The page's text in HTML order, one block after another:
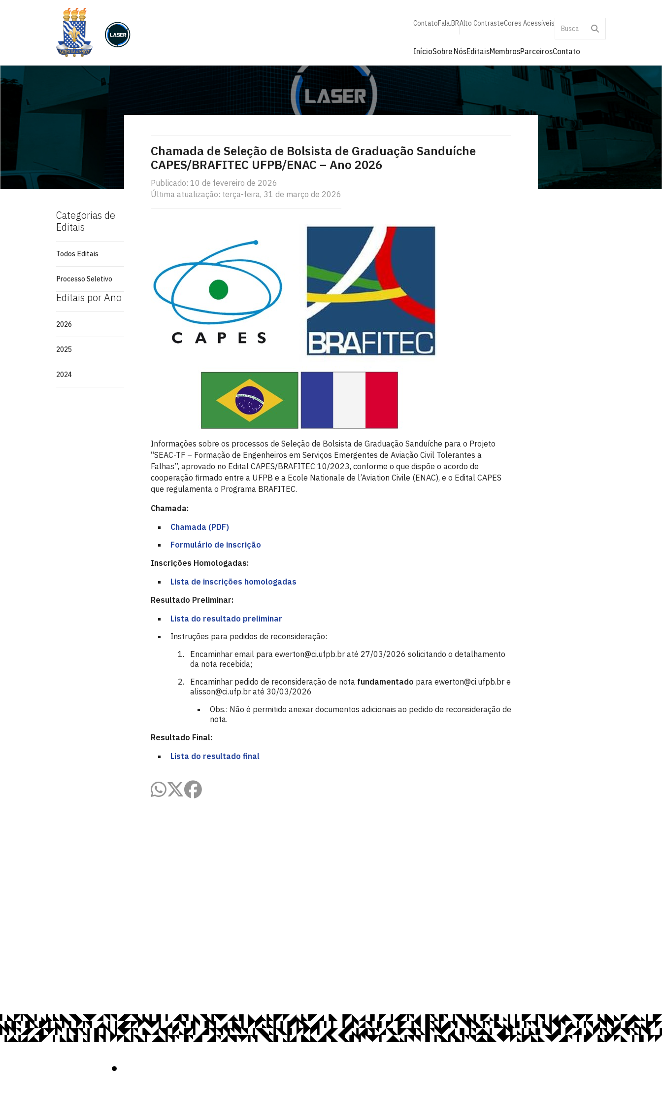
ContatoFala.BRAlto ContrasteCores Acessíveis
InícioSobre NósEditaisMembrosParceirosContato
Categorias de
Editais
Todos Editais
Processo Seletivo
Editais por Ano
2026
2025
2024
Chamada de Seleção de Bolsista de Graduação Sanduíche
CAPES/BRAFITEC UFPB/ENAC – Ano 2026
Publicado: 10 de fevereiro de 2026
Última atualização: terça-feira, 31 de março de 2026
Informações sobre os processos de Seleção de Bolsista de Graduação Sanduíche para o Projeto
“SEAC-TF – Formação de Engenheiros em Serviços Emergentes de Aviação Civil Tolerantes a
Falhas”, aprovado no Edital CAPES/BRAFITEC 10/2023, conforme o que dispõe o acordo de
cooperação firmado entre a UFPB e a Ecole Nationale de l’Aviation Civile (ENAC), e o Edital CAPES
que regulamenta o Programa BRAFITEC.
Chamada:
Chamada (PDF)
Formulário de inscrição
Inscrições Homologadas:
Lista de inscrições homologadas
Resultado Preliminar:
Lista do resultado preliminar
Instruções para pedidos de reconsideração:
Encaminhar email para ewerton@ci.ufpb.br até 27/03/2026 solicitando o detalhamento
da nota recebida;
Encaminhar pedido de reconsideração de nota fundamentado para ewerton@ci.ufpb.br e
alisson@ci.ufp.br até 30/03/2026
Obs.: Não é permitido anexar documentos adicionais ao pedido de reconsideração de
nota.
Resultado Final:
Lista do resultado final